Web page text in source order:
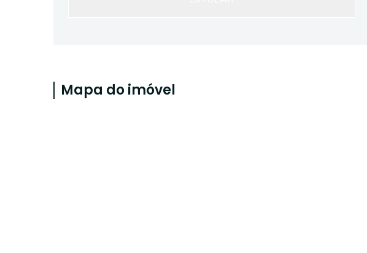
Mapa do imóvel